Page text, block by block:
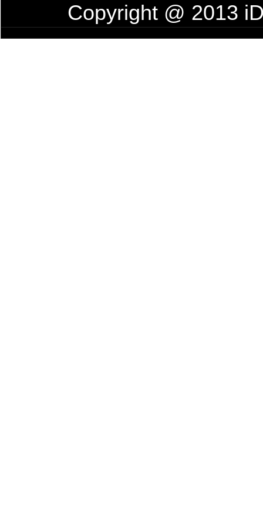
Copyright @ 2013